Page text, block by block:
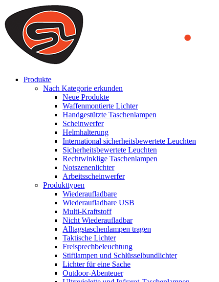
We use cookies to ensure that we provide you the best experience
on our website. By continuing to browse this website, you accept
that cookies are used to help us analyze how the website is used and
to offer you a better experience. To learn more or to find out how
you can disable cookies, you can access our
Produkte
Nach Kategorie erkunden
Neue Produkte
Waffenmontierte Lichter
Handgestützte Taschenlampen
Scheinwerfer
Helmhalterung
International sicherheitsbewertete Leuchten
Sicherheitsbewertete Leuchten
Rechtwinklige Taschenlampen
Notszenenlichter
Arbeitsscheinwerfer
Produkttypen
Wiederaufladbare
Wiederaufladbare USB
Multi-Kraftstoff
Nicht Wiederaufladbar
Alltagstaschenlampen tragen
Taktische Lichter
Freisprechbeleuchtung
Stiftlampen und Schlüsselbundlichter
Lichter für eine Sache
Outdoor-Abenteuer